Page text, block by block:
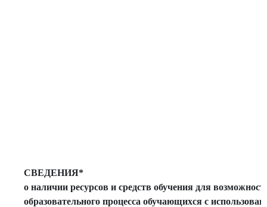
СВЕДЕНИЯ*
о наличии ресурсов и средств обучения для
образовательного процесса обучающихся с